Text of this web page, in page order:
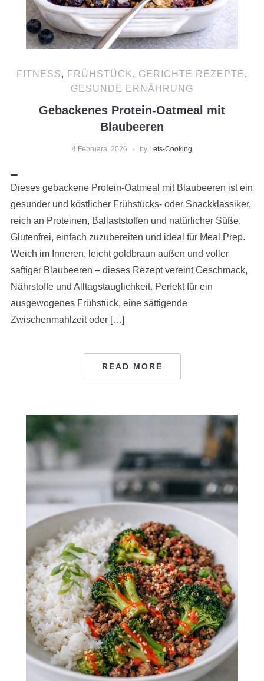
FITNESS, FRÜHSTÜCK, GERICHTE REZEPTE,
GESUNDE ERNÄHRUNG
Gebackenes Protein-Oatmeal mit
Blaubeeren
4 Februara, 2026 by Lets-Cooking
Dieses gebackene Protein-Oatmeal mit Blaubeeren ist ein
gesunder und köstlicher Frühstücks- oder Snackklassiker,
reich an Proteinen, Ballaststoffen und natürlicher Süße.
Glutenfrei, einfach zuzubereiten und ideal für Meal Prep.
Weich im Inneren, leicht goldbraun außen und voller
saftiger Blaubeeren – dieses Rezept vereint Geschmack,
Nährstoffe und Alltagstauglichkeit. Perfekt für ein
ausgewogenes Frühstück, eine sättigende
Zwischenmahlzeit oder […]
READ MORE